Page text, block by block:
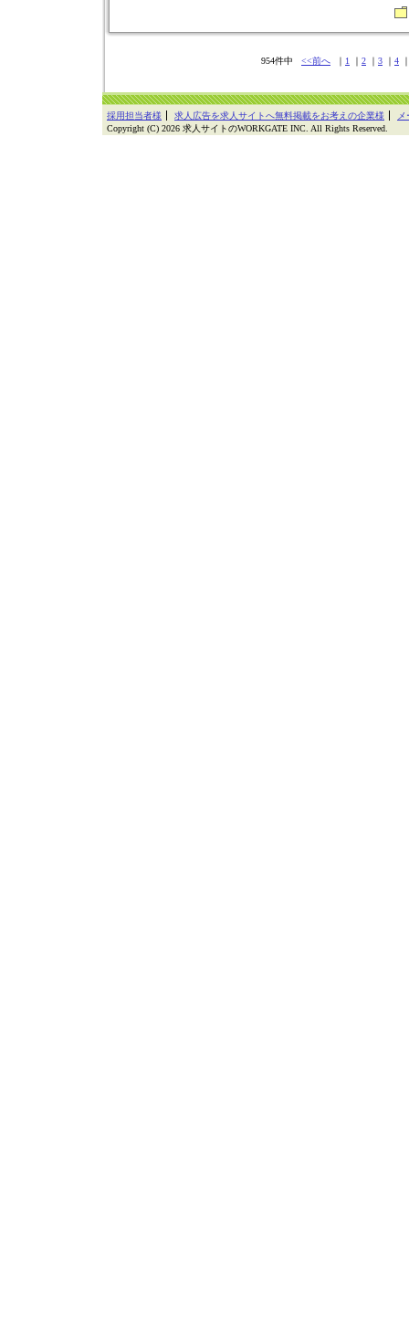
954件中 <<前へ ｜ 1 ｜ 2 ｜ 3 ｜ 4
採用担当者様 求人広告を求人サイトへ無料掲載をお考えの企業様
Copyright (C) 2026 求人サイトのWORKGATE INC. All Rights Reserved.